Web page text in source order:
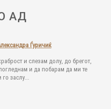
АД
Ѓуричиќ
и слезам долу, до брегот,
и да побарам да ми те
го заслу...